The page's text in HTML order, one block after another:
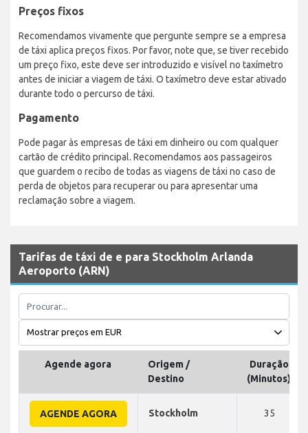
Preços fixos
Recomendamos vivamente que pergunte sempre se a empresa
de táxi aplica preços fixos. Por favor, note que, se tiver recebido
um preço fixo, este deve ser introduzido e visível no taxímetro
antes de iniciar a viagem de táxi. O taxímetro deve estar ativado
durante todo o percurso de táxi.
Pagamento
Pode pagar às empresas de táxi em dinheiro ou com qualquer
cartão de crédito principal. Recomendamos aos passageiros
que guardem o recibo de todas as viagens de táxi no caso de
perda de objetos para recuperar ou para apresentar uma
reclamação sobre a viagem.
Tarifas de táxi de e para Stockholm Arlanda
Aeroporto (ARN)
Agende agora
Origem /
Destino
Duração
(Minutos)
AGENDE AGORA Stockholm 35